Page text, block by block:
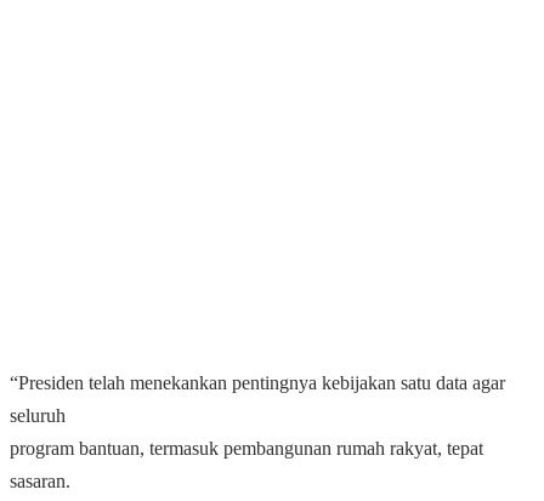
“Presiden telah menekankan pentingnya kebijakan satu data agar
seluruh
program bantuan, termasuk pembangunan rumah rakyat, tepat
sasaran.